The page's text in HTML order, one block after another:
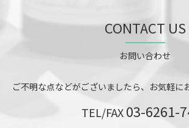
CONTACT US
お問い合わせ
ご不明な点などがございましたら、お気軽に
TEL/FAX03-6261-